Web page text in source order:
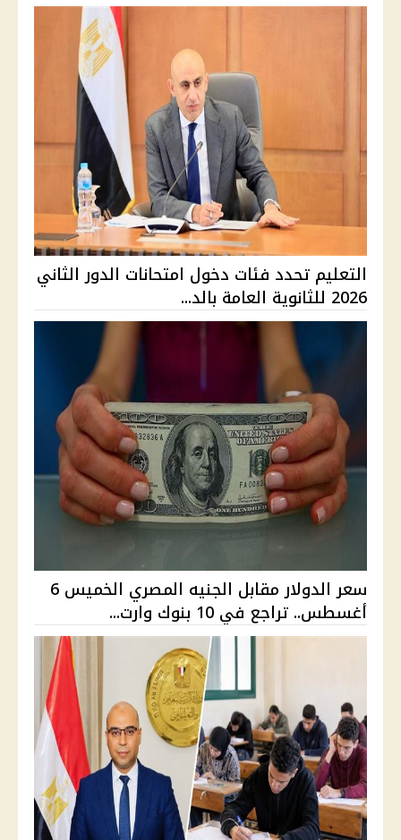
التعليم تحدد فئات دخول امتحانات الدور الثاني
2026 للثانوية العامة بالد...
سعر الدولار مقابل الجنيه المصري الخميس 6
أغسطس.. تراجع في 10 بنوك وارت...